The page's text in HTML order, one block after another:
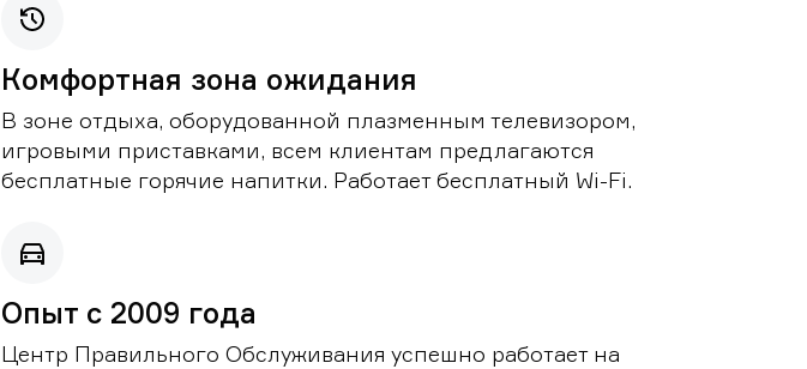
Комфортная зона ожидания
В зоне отдыха, оборудованной плазменным телевизором,
игровыми приставками, всем клиентам предлагаются
бесплатные горячие напитки. Работает бесплатный Wi-Fi.
Опыт с 2009 года
Центр Правильного Обслуживания успешно работает на